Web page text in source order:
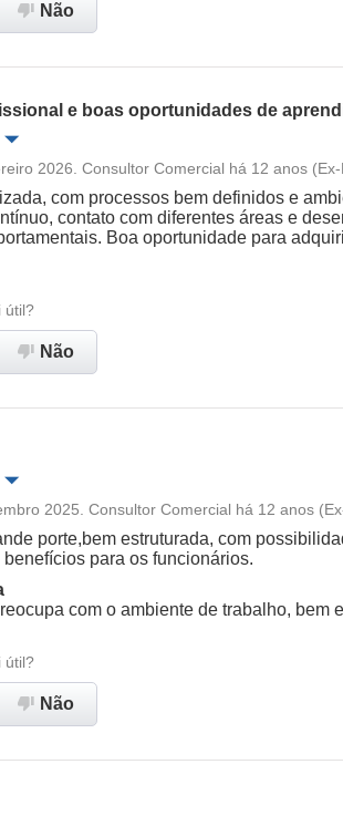
Não
e boas oportunidades de
promoção Conciliação com
Benefícios
esta empresa
2026. Consultor Comercial há 12 anos
com processos bem definidos e
contato com diferentes áreas e
Boa oportunidade para
útil?
Não
promoção Conciliação com
2025. Consultor Comercial há 12 anos
porte,bem estruturada, com
para os funcionários.
com o ambiente de trabalho, bem
útil?
Não